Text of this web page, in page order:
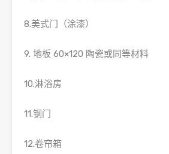
8.美式门（涂漆）
9. 地板 60×120 陶瓷或同等材料
10.淋浴房
11.钢门
12.卷帘箱